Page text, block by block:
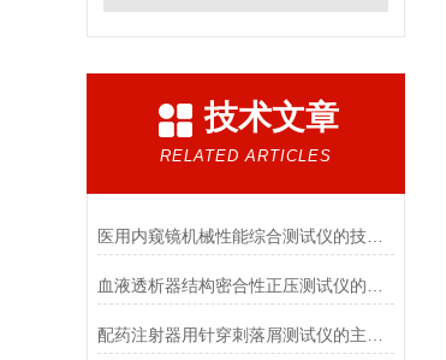
技术文章
RELATED ARTICLES
医用内窥镜机械性能综合测试仪的技术特点详解